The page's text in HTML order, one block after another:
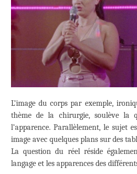
L’image du corps par exemple,
thème de la chirurgie, soulève la
l’apparence. Parallèlement, le sujet
image avec quelques plans sur des
La question du réel réside
langage et les apparences des